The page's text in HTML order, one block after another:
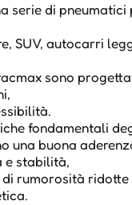
serie di
SUV, autocarri
sono
fondamentali
una buona
e stabilità,
rumorosità ridotte